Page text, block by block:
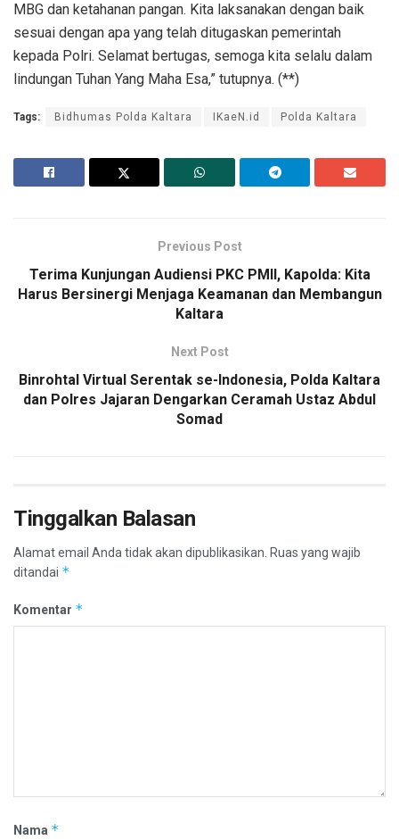
MBG dan ketahanan pangan. Kita laksanakan dengan baik
sesuai dengan apa yang telah ditugaskan pemerintah
kepada Polri. Selamat bertugas, semoga kita selalu dalam
lindungan Tuhan Yang Maha Esa,” tutupnya. (**)
Tags: Bidhumas Polda Kaltara IKaeN.id Polda Kaltara
Previous Post
Terima Kunjungan Audiensi PKC PMII, Kapolda: Kita
Harus Bersinergi Menjaga Keamanan dan Membangun
Kaltara
Next Post
Binrohtal Virtual Serentak se-Indonesia, Polda Kaltara
dan Polres Jajaran Dengarkan Ceramah Ustaz Abdul
Somad
Tinggalkan Balasan
Alamat email Anda tidak akan dipublikasikan. Ruas yang wajib
ditandai *
Komentar *
Nama *